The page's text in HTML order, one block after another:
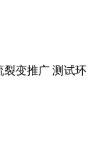
裂变推广 测试环